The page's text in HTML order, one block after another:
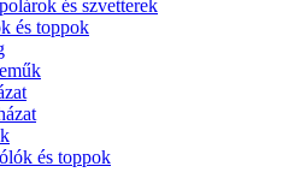
és szvetterek
és toppok
és toppok